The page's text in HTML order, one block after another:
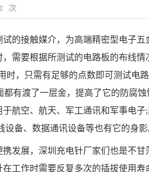
次
的接触媒介，为高端精密型电子
需要根据所测试的电路板的布线
时，只需有足够的点数即可测试电
都有渡了一层金，提高了它的防腐
航空、航天、军工通讯和军事电
设备、数据通讯设备等也有它的身
发展，深圳充电针厂家们也是不
工作时需要反复多次的插拔使用